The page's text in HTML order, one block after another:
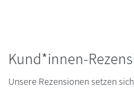
Kund*innen-
Unsere Rezensionen setzen